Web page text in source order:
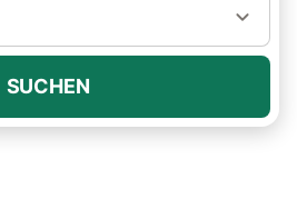
SUCHEN